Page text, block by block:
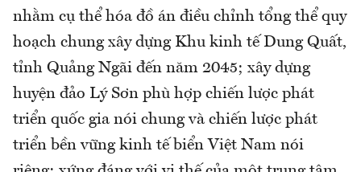
nhằm cụ thể hóa đồ án điều chỉnh tổng thể quy
hoạch chung xây dựng Khu kinh tế Dung Quất,
tỉnh Quảng Ngãi đến năm 2045; xây dựng
huyện đảo Lý Sơn phù hợp chiến lược phát
triển quốc gia nói chung và chiến lược phát
triển bền vững kinh tế biển Việt Nam nói